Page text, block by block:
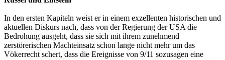
In den ersten Kapiteln weist er in einem exzellenten historischen und
aktuellen Diskurs nach, dass von der Regierung der USA die
Bedrohung ausgeht, dass sie sich mit ihrem zunehmend
zerstörerischen Machteinsatz schon lange nicht mehr um das
Vökerrecht schert, dass die Ereignisse von 9/11 sozusagen eine